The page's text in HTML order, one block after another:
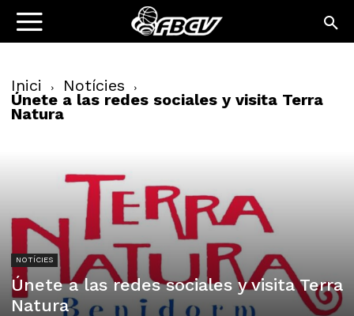
Inici Notícies
Únete a las redes sociales y visita Terra
Natura
NOTÍCIES
Únete a las redes sociales y visita Terra
Natura